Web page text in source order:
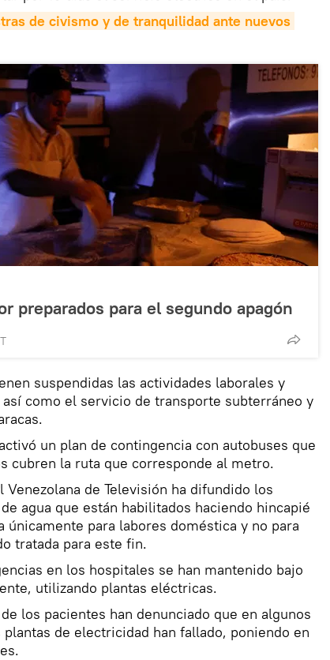
de civismo y de tranquilidad ante nuevos
preparados para el segundo apagón
suspendidas las actividades laborales y
así como el servicio de transporte subterráneo y
un plan de contingencia con autobuses que
cubren la ruta que corresponde al metro.
de Televisión ha difundido los
agua que están habilitados haciendo hincapié
únicamente para labores doméstica y no para
tratada para este fin.
en los hospitales se han mantenido bajo
utilizando plantas eléctricas.
los pacientes han denunciado que en algunos
de electricidad han fallado, poniendo en